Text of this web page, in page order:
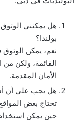
هل يمكنني
بولندا؟
نعم، يمكن
القائمة، ولكن من
الأمان المقدمة.
هل يجب علي أن
تحتاج بعض
حين يمكن